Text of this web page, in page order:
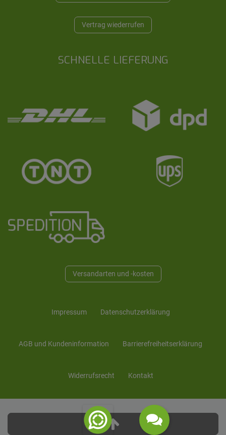
Vertrag wiederrufen
SCHNELLE LIEFERUNG
Versandarten und -kosten
Impressum Daten­schutz­erklärung
AGB und Kunden­information Barrierefreiheitserklärung
Widerrufs­recht Kontakt